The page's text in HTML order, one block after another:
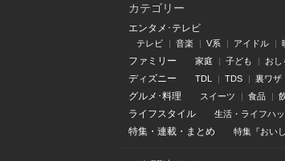
カテゴリー
エンタメ･テレビ
テレビ 音楽 V系 アイドル
ファミリー 家庭 子ども おし
ディズニー TDL TDS 裏ワザ
グルメ･料理 スイーツ 食品
ライフスタイル 生活・ライフハッ
特集 ・ 連載 ・ まとめ 特集『おい